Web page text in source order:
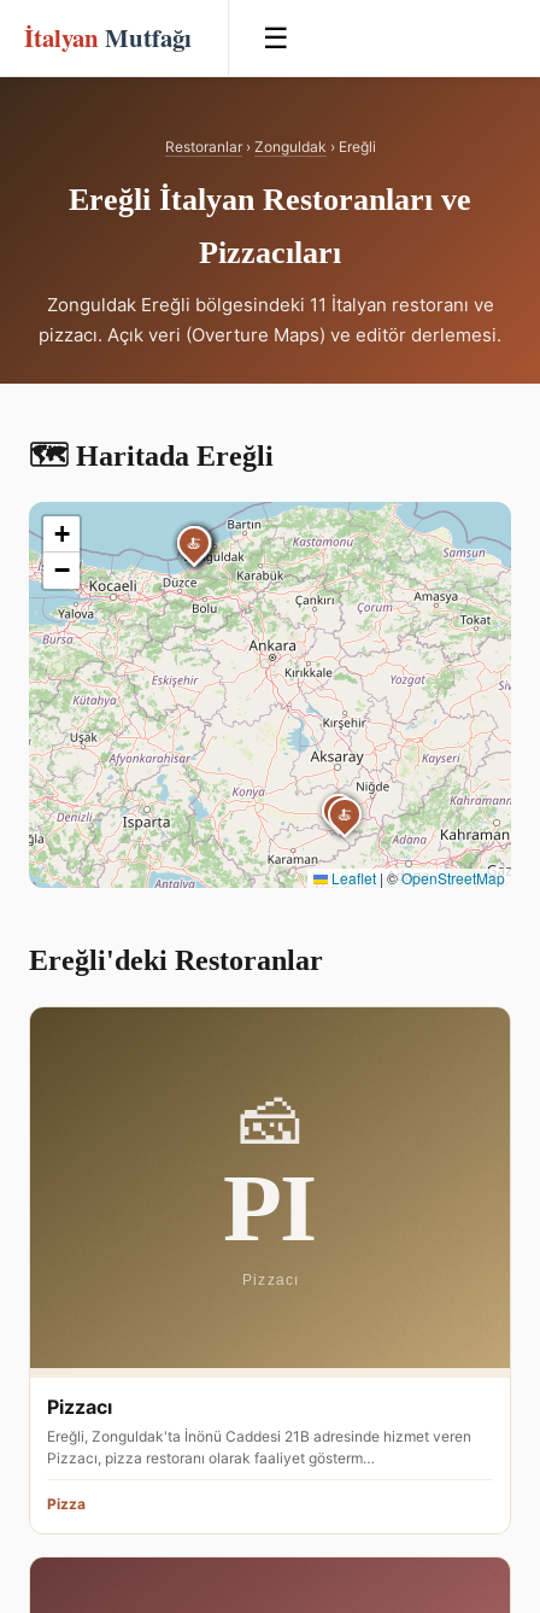
İtalyan Mutfağı ☰
Restoranlar› Zonguldak › Ereğli
Ereğli İtalyan Restoranları ve
Pizzacıları
Zonguldak Ereğli bölgesindeki 11 İtalyan restoranı ve
pizzacı. Açık veri (Overture Maps) ve editör derlemesi.
🗺️ Haritada Ereğli
🍝🍝
🍝
🍝
🍝
🍝
🍝
🍝
🍝
🍝
🍝
+
−
Leaflet | ©OpenStreetMap
Ereğli'deki Restoranlar
Pizzacı
Ereğli, Zonguldak'ta İnönü Caddesi 21B adresinde hizmet veren
Pizzacı, pizza restoranı olarak faaliyet gösterm…
Pizza